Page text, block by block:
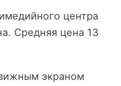
центра
Средняя цена 13
экраном